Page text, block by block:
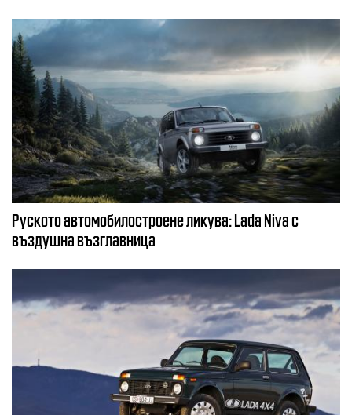
Руското автомобилостроене ликува: Lada Niva с
въздушна възглавница